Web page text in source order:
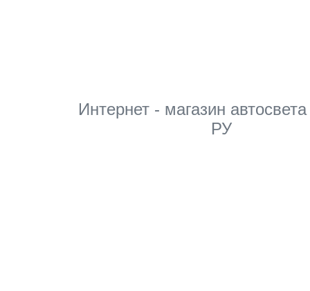
Интернет - магазин
РУ